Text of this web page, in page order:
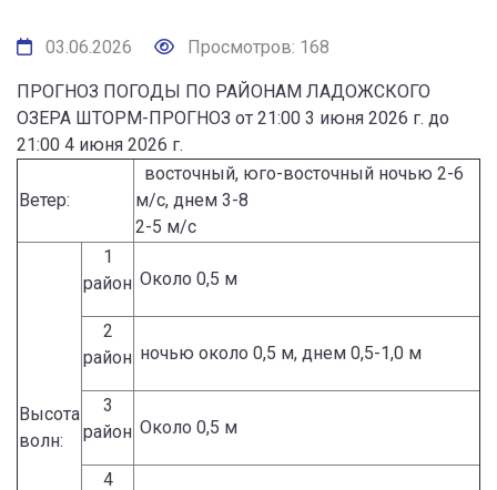
03.06.2026 Просмотров: 168
ПРОГНОЗ ПОГОДЫ ПО РАЙОНАМ ЛАДОЖСКОГО
ОЗЕРА ШТОРМ-ПРОГНОЗ от 21:00 3 июня 2026 г. до
21:00 4 июня 2026 г.
Ветер:
восточный, юго-восточный ночью 2-6
м/с, днем 3-8
2-5 м/с
Высота
волн:
1
район Около 0,5 м
2
район ночью около 0,5 м, днем 0,5-1,0 м
3
район Около 0,5 м
4